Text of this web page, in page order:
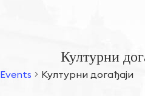
Културни
Events Културни догађаји